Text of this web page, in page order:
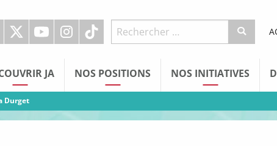
JA NOS POSITIONS NOS INITIATIVES
Durget